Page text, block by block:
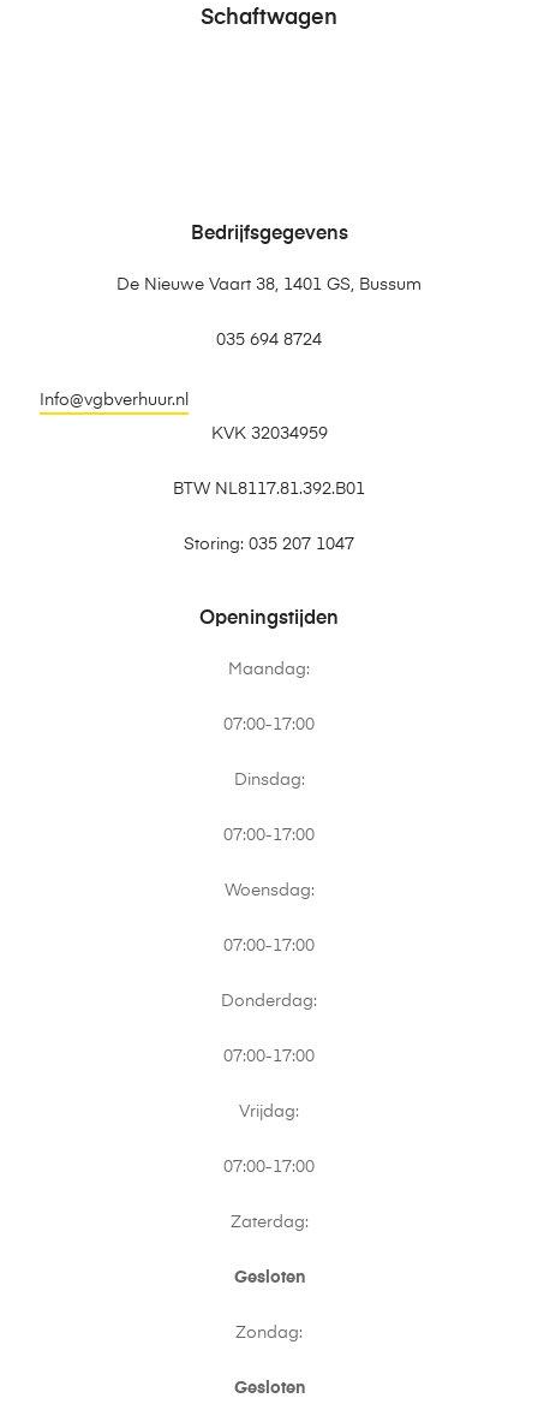
Schaftwagen
Bedrijfsgegevens
De Nieuwe Vaart 38, 1401 GS, Bussum
035 694 8724
Info@vgbverhuur.nl
KVK 32034959
BTW NL8117.81.392.B01
Storing: 035 207 1047
Openingstijden
Maandag:
07:00-17:00
Dinsdag:
07:00-17:00
Woensdag:
07:00-17:00
Donderdag:
07:00-17:00
Vrijdag:
07:00-17:00
Zaterdag:
Gesloten
Zondag:
Gesloten